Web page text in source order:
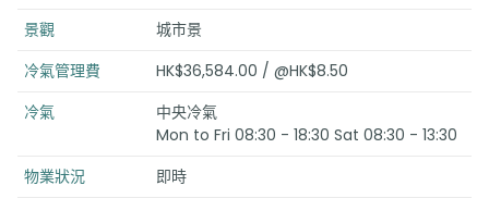
景觀
城市景
冷氣管理費
HK$36,584.00 / @HK$8.50
冷氣
中央冷氣
Mon to Fri 08:30 - 18:30 Sat 08:30 - 13:30
物業狀況
即時